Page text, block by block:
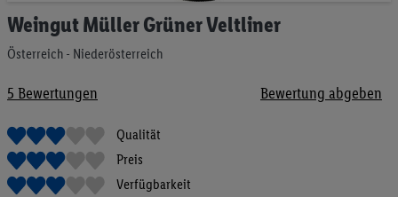
Weingut Müller Grüner Veltliner
Österreich - Niederösterreich
5 Bewertungen Bewertung abgeben
Qualität
Preis
Verfügbarkeit
Zum
Anfang
der
springen